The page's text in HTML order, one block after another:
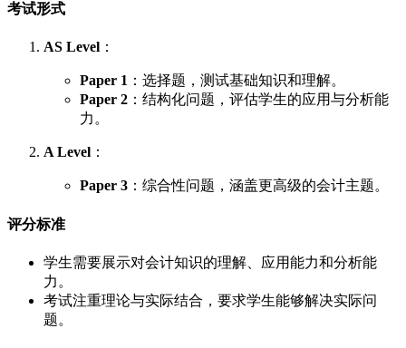
考试形式
AS Level ：
Paper 1 ：选择题，测试基础知识和理解。
Paper 2 ：结构化问题，评估学生的应用与分析能
力。
A Level ：
Paper 3 ：综合性问题，涵盖更高级的会计主题。
评分标准
学生需要展示对会计知识的理解、应用能力和分析能
力。
考试注重理论与实际结合，要求学生能够解决实际问
题。